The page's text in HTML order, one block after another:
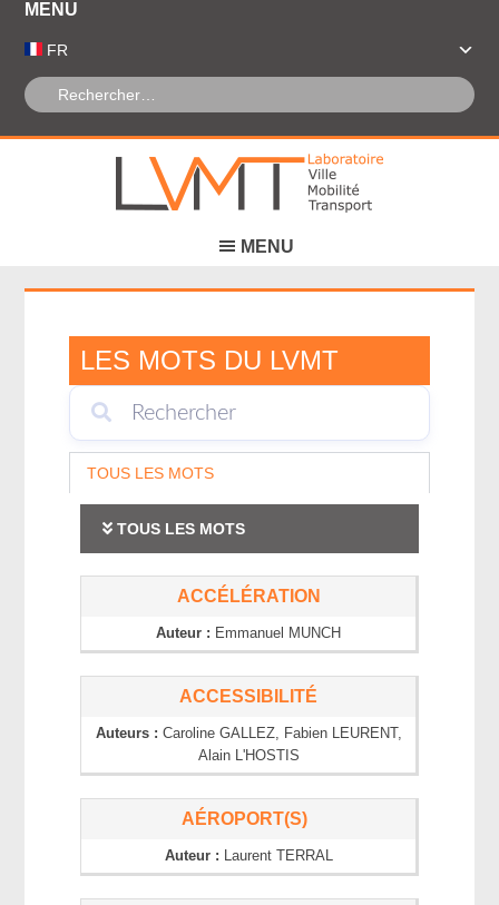
FR
LES MOTS DU LVMT
TOUS LES MOTS
TOUS LES MOTS
ACCÉLÉRATION
Auteur : Emmanuel MUNCH
ACCESSIBILITÉ
Auteurs : Caroline GALLEZ, Fabien LEURENT,
Alain L'HOSTIS
AÉROPORT(S)
Auteur : Laurent TERRAL
Panneau de gestion des cookies